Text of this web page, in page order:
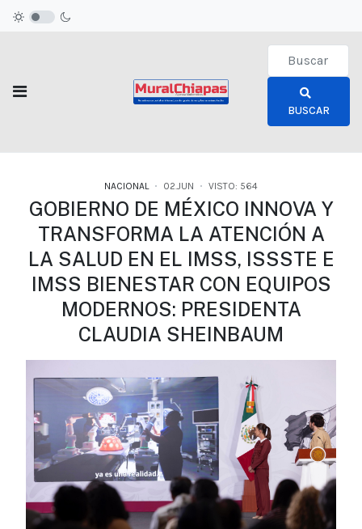
Type 2 or
BUSCAR
NACIONAL 02.JUN VISTO: 564
GOBIERNO DE MÉXICO INNOVA Y
TRANSFORMA LA ATENCIÓN A
LA SALUD EN EL IMSS, ISSSTE E
IMSS BIENESTAR CON EQUIPOS
MODERNOS: PRESIDENTA
CLAUDIA SHEINBAUM